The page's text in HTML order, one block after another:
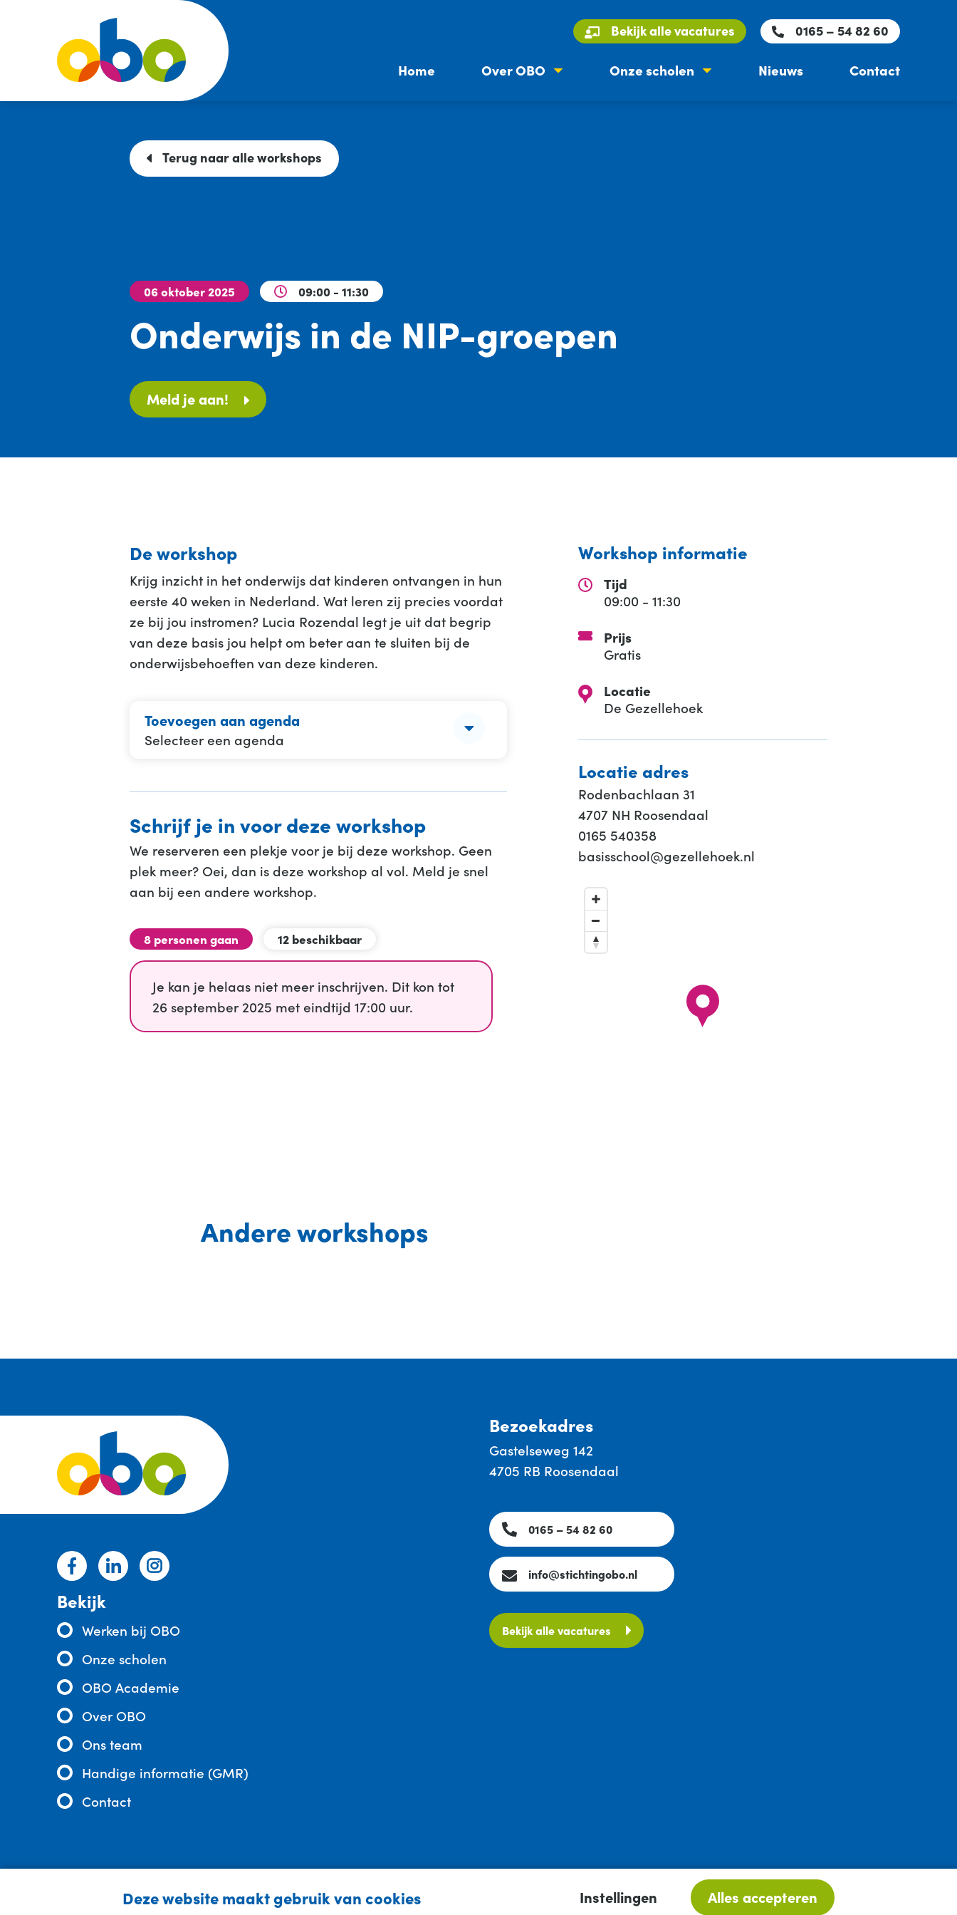
Bekijk alle vacatures 0165 – 54 82 60
Home Over OBO Onze scholen Nieuws Contact
Terug naar alle workshops
06 oktober 2025 09:00 - 11:30
Onderwijs in de NIP-groepen
Meld je aan!
De workshop
Krijg inzicht in het onderwijs dat kinderen ontvangen in hun
eerste 40 weken in Nederland. Wat leren zij precies voordat
ze bij jou instromen? Lucia Rozendal legt je uit dat begrip
van deze basis jou helpt om beter aan te sluiten bij de
onderwijsbehoeften van deze kinderen.
Toevoegen aan agenda
Selecteer een agenda
Schrijf je in voor deze workshop
We reserveren een plekje voor je bij deze workshop. Geen
plek meer? Oei, dan is deze workshop al vol. Meld je snel
aan bij een andere workshop.
8 personen gaan 12 beschikbaar
Je kan je helaas niet meer inschrijven. Dit kon tot
26 september 2025 met eindtijd 17:00 uur.
Workshop informatie
Tijd
09:00 - 11:30
Prijs
Gratis
Locatie
De Gezellehoek
Locatie adres
Rodenbachlaan 31
4707 NH Roosendaal
0165 540358
basisschool@gezellehoek.nl
Andere workshops
Bezoekadres
Gastelseweg 142
4705 RB Roosendaal
0165 – 54 82 60
info@stichtingobo.nl
Bekijk
Werken bij OBO
Onze scholen
OBO Academie
Over OBO
Ons team
Handige informatie (GMR)
Contact
Bekijk alle vacatures
© 2026 - Stichting OBO- Cookieverklaring - Privacyverklaring Digital: Sterke Zaak
Deze website maakt gebruik van cookies Instellingen Alles accepteren